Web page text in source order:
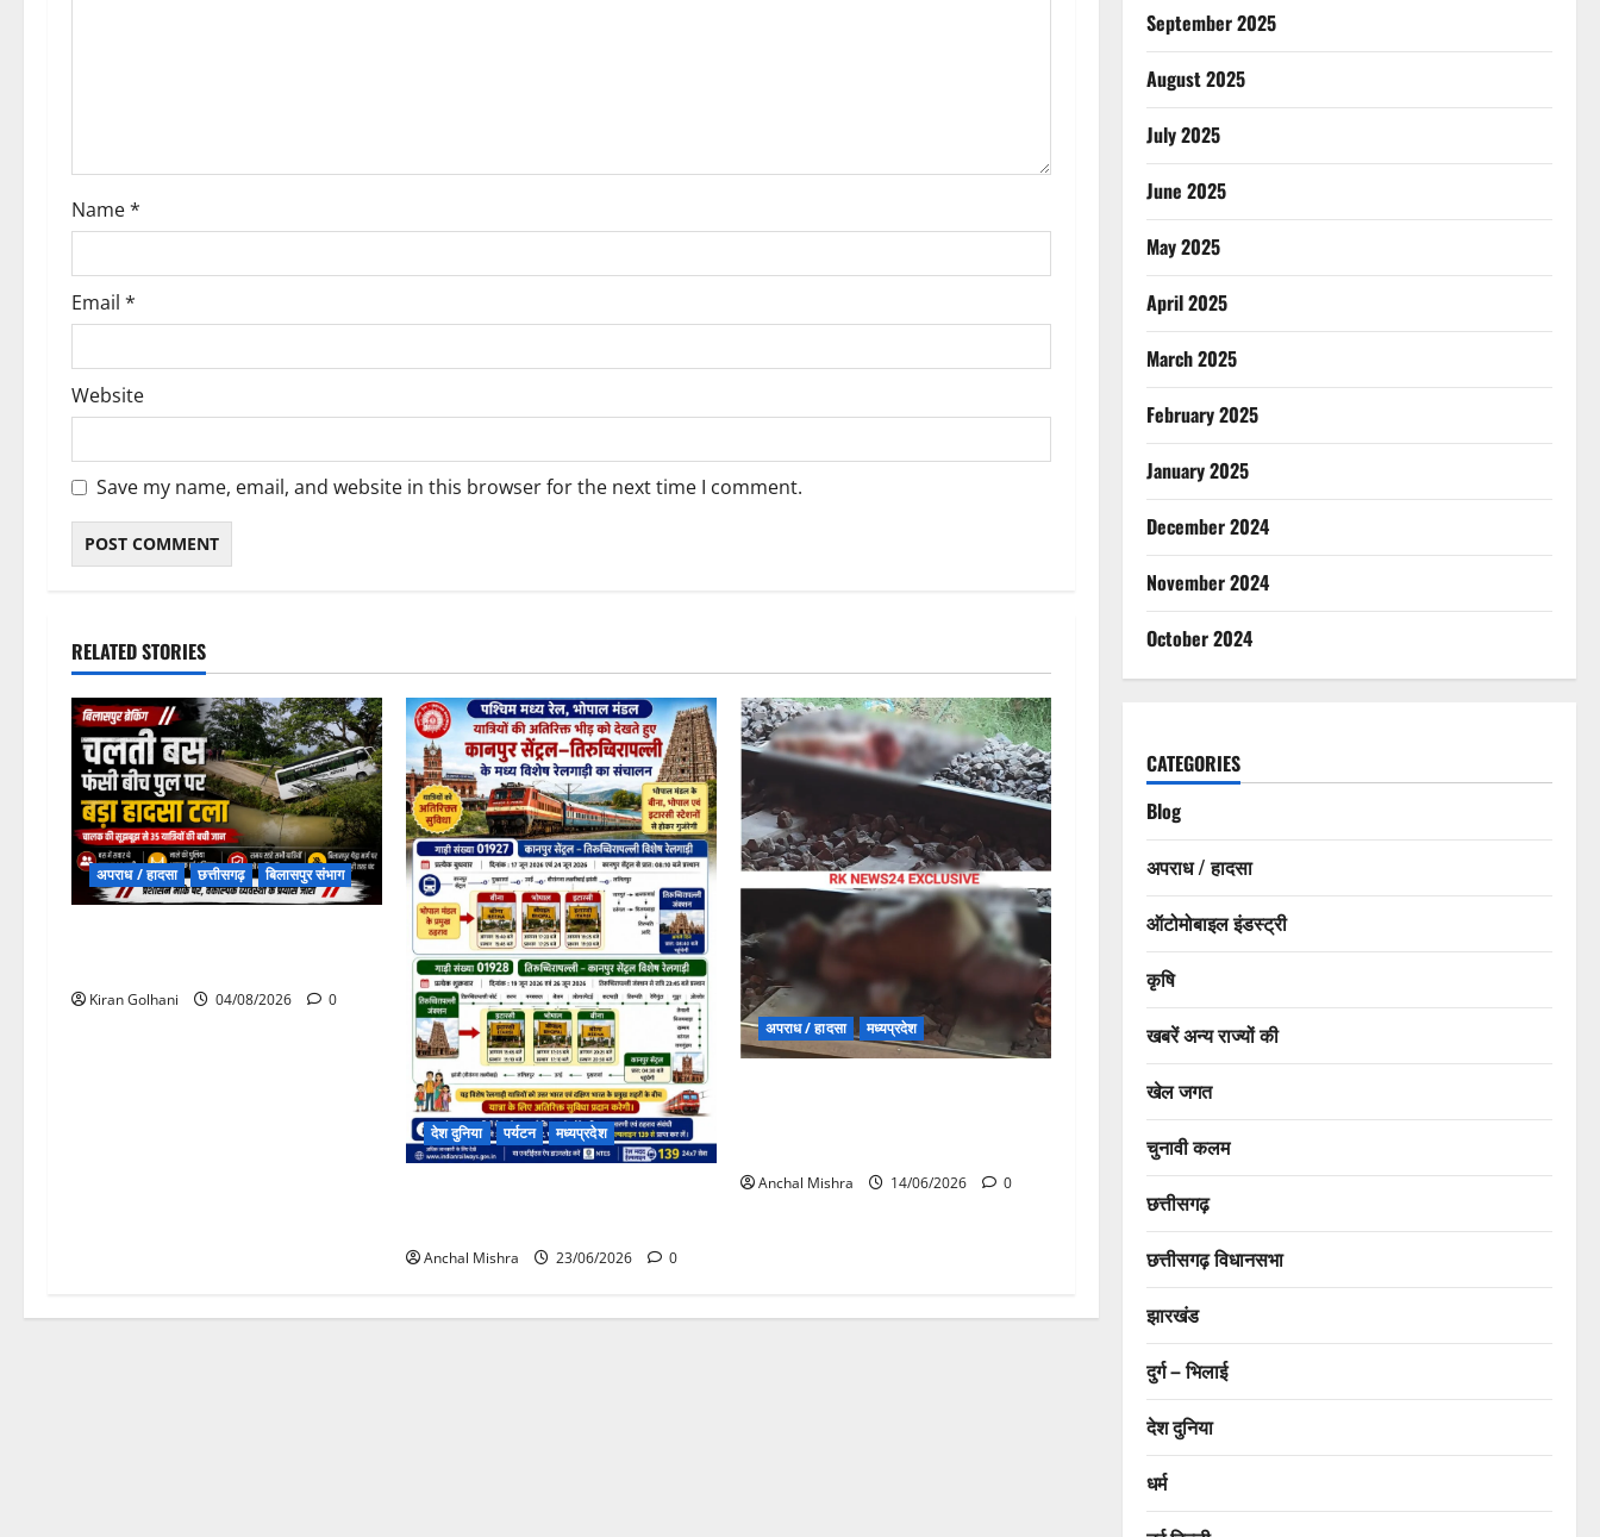
o
n
Name*
Email *
Website
Save my name, email, and website in this browser for the next time I comment.
RELATED STORIES
अपराध / हादसा छत्तीसगढ़ बिलासपुर संभाग
Kiran Golhani 04/08/2026 0
देश दुनिया पर्यटन मध्यप्रदेश
Anchal Mishra 23/06/2026 0
अपराध / हादसा मध्यप्रदेश
Anchal Mishra 14/06/2026 0
September 2025
August 2025
July 2025
June 2025
May 2025
April 2025
March 2025
February 2025
January 2025
December 2024
November 2024
October 2024
CATEGORIES
Blog
अपराध / हादसा
ऑटोमोबाइल इंडस्ट्री
कृषि
खबरें अन्य राज्यों की
खेल जगत
चुनावी कलम
छत्तीसगढ़
छत्तीसगढ़ विधानसभा
झारखंड
दुर्ग – भिलाई
देश दुनिया
धर्म